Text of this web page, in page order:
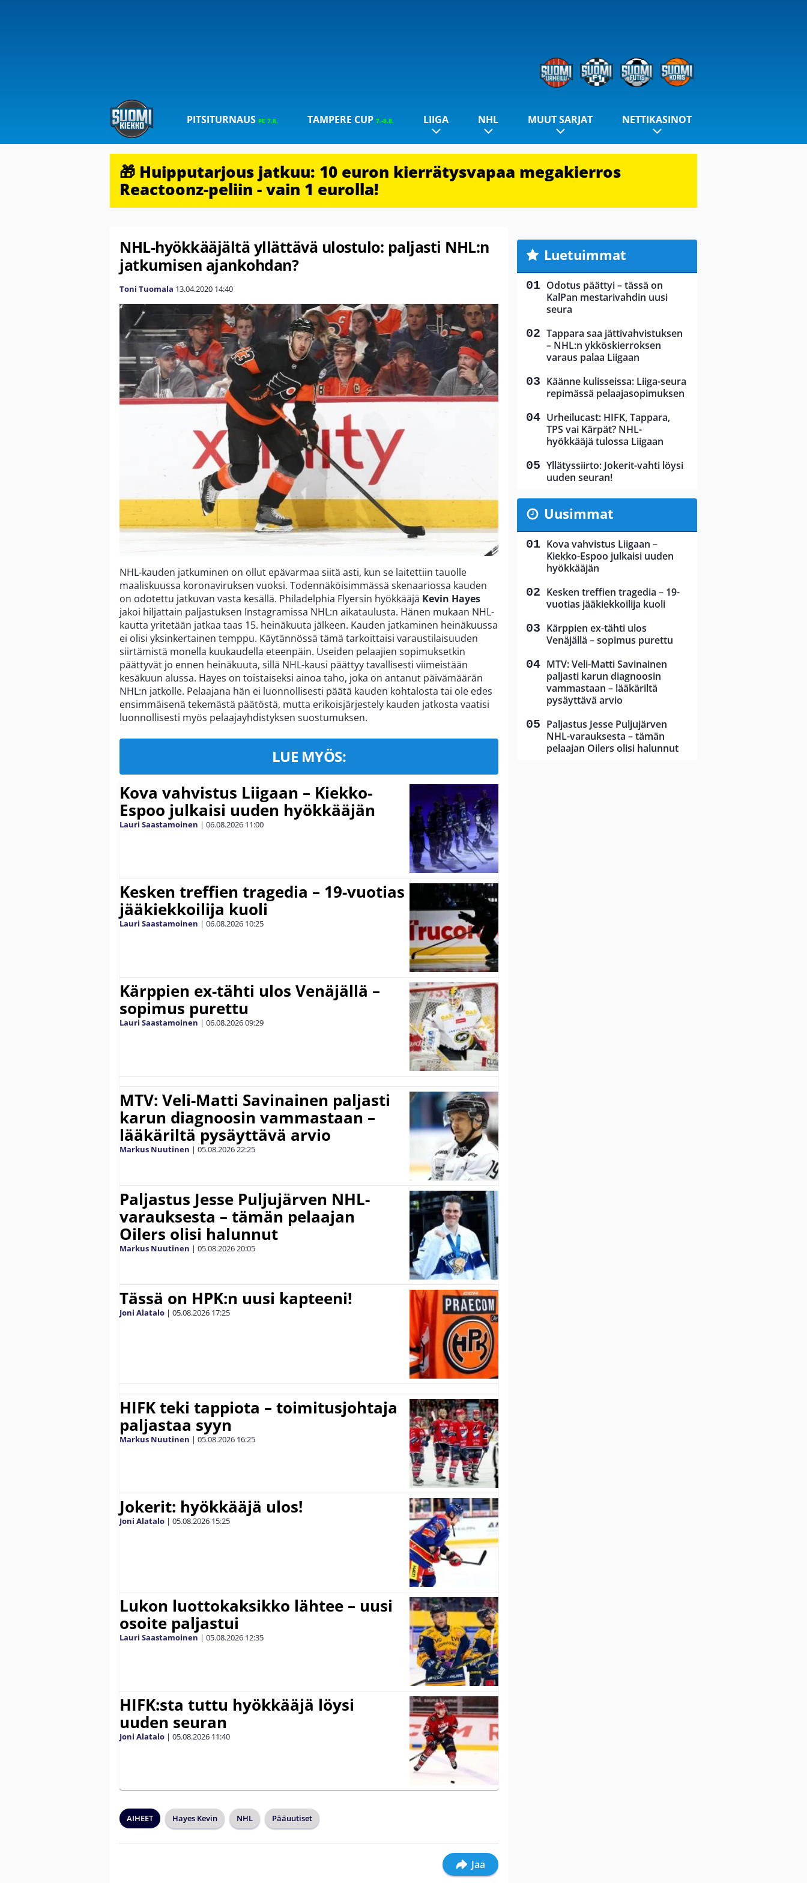
PITSITURNAUS PE 7.8. TAMPERE CUP 7.-8.8. LIIGA NHL MUUT SARJAT NETTIKASINOT
🎁 Huipputarjous jatkuu: 10 euron kierrätysvapaa megakierros
Reactoonz-peliin - vain 1 eurolla!
NHL-hyökkääjältä yllättävä ulostulo: paljasti NHL:n
jatkumisen ajankohdan?
Toni Tuomala 13.04.2020 14:40
NHL-kauden jatkuminen on ollut epävarmaa siitä asti, kun se laitettiin tauolle
maaliskuussa koronaviruksen vuoksi. Todennäköisimmässä skenaariossa kauden
on odotettu jatkuvan vasta kesällä. Philadelphia Flyersin hyökkääjä Kevin Hayes
jakoi hiljattain paljastuksen Instagramissa NHL:n aikataulusta. Hänen mukaan NHL-
kautta yritetään jatkaa taas 15. heinäkuuta jälkeen. Kauden jatkaminen heinäkuussa
ei olisi yksinkertainen temppu. Käytännössä tämä tarkoittaisi varaustilaisuuden
siirtämistä monella kuukaudella eteenpäin. Useiden pelaajien sopimuksetkin
päättyvät jo ennen heinäkuuta, sillä NHL-kausi päättyy tavallisesti viimeistään
kesäkuun alussa. Hayes on toistaiseksi ainoa taho, joka on antanut päivämäärän
NHL:n jatkolle. Pelaajana hän ei luonnollisesti päätä kauden kohtalosta tai ole edes
ensimmäisenä tekemästä päätöstä, mutta erikoisjärjestely kauden jatkosta vaatisi
luonnollisesti myös pelaajayhdistyksen suostumuksen.
LUE MYÖS:
Kova vahvistus Liigaan – Kiekko-
Espoo julkaisi uuden hyökkääjän
Lauri Saastamoinen | 06.08.2026 11:00
Kesken treffien tragedia – 19-vuotias
jääkiekkoilija kuoli
Lauri Saastamoinen | 06.08.2026 10:25
Kärppien ex-tähti ulos Venäjällä –
sopimus purettu
Lauri Saastamoinen | 06.08.202609:29
MTV: Veli-Matti Savinainen paljasti
karun diagnoosin vammastaan –
lääkäriltä pysäyttävä arvio
Markus Nuutinen | 05.08.202622:25
Paljastus Jesse Puljujärven NHL-
varauksesta – tämän pelaajan
Oilers olisi halunnut
Markus Nuutinen | 05.08.202620:05
Tässä on HPK:n uusi kapteeni!
Joni Alatalo | 05.08.2026 17:25
HIFK teki tappiota – toimitusjohtaja
paljastaa syyn
Markus Nuutinen | 05.08.2026 16:25
Jokerit: hyökkääjä ulos!
Joni Alatalo | 05.08.2026 15:25
Lukon luottokaksikko lähtee – uusi
osoite paljastui
Lauri Saastamoinen | 05.08.2026 12:35
HIFK:sta tuttu hyökkääjä löysi
uuden seuran
Joni Alatalo | 05.08.2026 11:40
AIHEET Hayes Kevin NHL Pääuutiset
Jaa
Luetuimmat
Odotus päättyi – tässä on
KalPan mestarivahdin uusi
seura
Tappara saa jättivahvistuksen
– NHL:n ykköskierroksen
varaus palaa Liigaan
Käänne kulisseissa: Liiga-seura
repimässä pelaajasopimuksen
Urheilucast: HIFK, Tappara,
TPS vai Kärpät? NHL-
hyökkääjä tulossa Liigaan
Yllätyssiirto: Jokerit-vahti löysi
uuden seuran!
Uusimmat
Kova vahvistus Liigaan –
Kiekko-Espoo julkaisi uuden
hyökkääjän
Kesken treffien tragedia – 19-
vuotias jääkiekkoilija kuoli
Kärppien ex-tähti ulos
Venäjällä – sopimus purettu
MTV: Veli-Matti Savinainen
paljasti karun diagnoosin
vammastaan – lääkäriltä
pysäyttävä arvio
Paljastus Jesse Puljujärven
NHL-varauksesta – tämän
pelaajan Oilers olisi halunnut